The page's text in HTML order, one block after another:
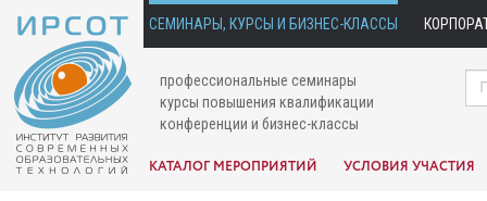
СЕМИНАРЫ, КУРСЫ И БИЗНЕС-КЛАССЫ
профессиональные семинары
курсы повышения квалификации
конференции и бизнес-классы
КАТАЛОГ МЕРОПРИЯТИЙ УСЛОВИЯ УЧАСТИЯ